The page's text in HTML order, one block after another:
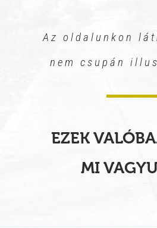
Az oldalunkon
nem csupán
EZEK
MI